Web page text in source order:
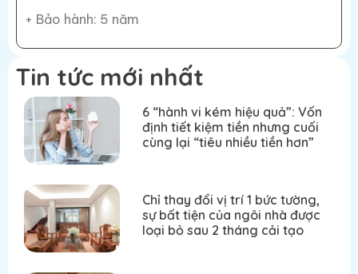
+ Bảo hành: 5 năm
Tin tức mới nhất
6 “hành vi kém hiệu quả”: Vốn
định tiết kiệm tiền nhưng cuối
cùng lại “tiêu nhiều tiền hơn”
Chỉ thay đổi vị trí 1 bức tường,
sự bất tiện của ngôi nhà được
loại bỏ sau 2 tháng cải tạo